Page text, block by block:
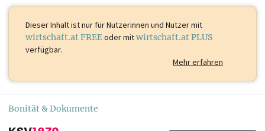
Dieser Inhalt istnur für Nutzerinnen und Nutzer mit
wirtschaft.at FREEoder mitwirtschaft.at PLUS
verfügbar.
Mehr erfahren
Bonität & Dokumente